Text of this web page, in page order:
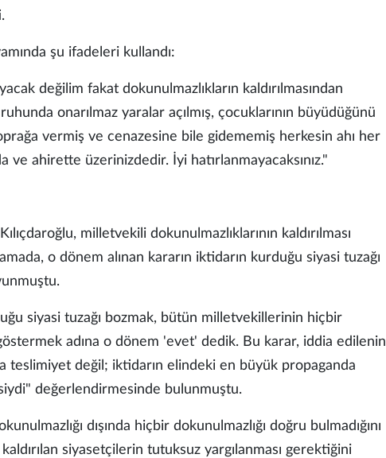
şu ifadeleri kullandı:
değilim fakat dokunulmazlıkların kaldırılmasından
onarılmaz yaralar açılmış, çocuklarının büyüdüğünü
vermiş ve cenazesine bile gidememiş herkesin ahı her
ve ahirette üzerinizdedir. İyi hatırlanmayacaksınız."
milletvekili dokunulmazlıklarının kaldırılması
o dönem alınan kararın iktidarın kurduğu siyasi tuzağı
siyasi tuzağı bozmak, bütün milletvekillerinin hiçbir
adına o dönem 'evet' dedik. Bu karar, iddia edilenin
teslimiyet değil; iktidarın elindeki en büyük propaganda
değerlendirmesinde bulunmuştu.
dışında hiçbir dokunulmazlığı doğru bulmadığını
siyasetçilerin tutuksuz yargılanması gerektiğini